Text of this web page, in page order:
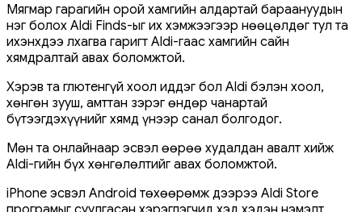
Мягмар гарагийн орой хамгийн алдартай бараануудын
нэг болох Aldi Finds-ыг их хэмжээгээр нөөцөлдөг тул та
ихэнхдээ лхагва гаригт Aldi-гаас хамгийн сайн
хямдралтай авах боломжтой.
Хэрэв та глютенгүй хоол иддэг бол Aldi бэлэн хоол,
хөнгөн зууш, амттан зэрэг өндөр чанартай
бүтээгдэхүүнийг хямд үнээр санал болгодог.
Мөн та онлайнаар эсвэл өөрөө худалдан авалт хийж
Aldi-гийн бүх хөнгөлөлтийг авах боломжтой.
iPhone эсвэл Android төхөөрөмж дээрээ Aldi Store